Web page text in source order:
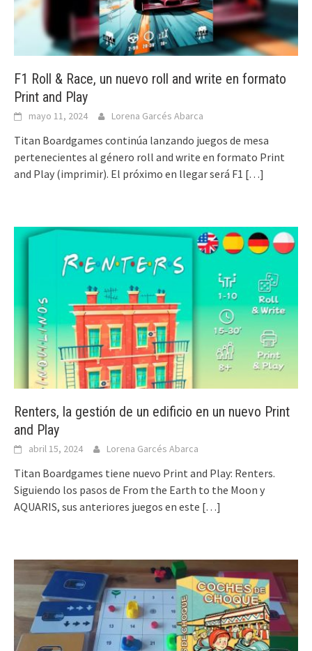
F1 Roll & Race, un nuevo roll and write en formato
Print and Play
mayo 11, 2024 Lorena Garcés Abarca
Titan Boardgames continúa lanzando juegos de mesa
pertenecientes al género roll and write en formato Print
and Play (imprimir). El próximo en llegar será F1 […]
Renters, la gestión de un edificio en un nuevo Print
and Play
abril 15, 2024 Lorena Garcés Abarca
Titan Boardgames tiene nuevo Print and Play: Renters.
Siguiendo los pasos de From the Earth to the Moon y
AQUARIS, sus anteriores juegos en este […]